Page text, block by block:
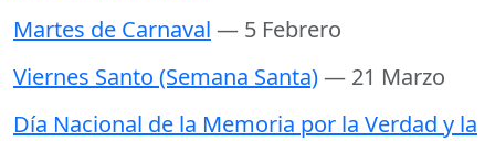
Martes de Carnaval — 5 Febrero
Viernes Santo (Semana Santa)— 21 Marzo
Día Nacional de la Memoria por la Verdad y la